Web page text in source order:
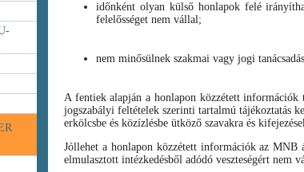
időnként olyan külső honlapok felé
felelősséget nem vállal;
nem minősülnek szakmai vagy jogi
A fentiek alapján a honlapon közzétett
jogszabályi feltételek szerinti tartalmú tájékoztatás
erkölcsbe és közízlésbe ütköző szavakra és
Jóllehet a honlapon közzétett információk az MNB
elmulasztott intézkedésből adódó veszteségért nem